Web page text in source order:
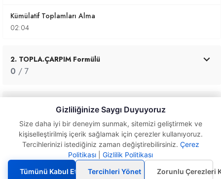
Kümülatif Toplamları Alma
02:04
2. TOPLA.ÇARPIM Formülü
0 / 7
3. Yuvarla Formülü Kullanımı
4. Excel'de Matematik ve Trigonometri Formülleri
0/ 11
TOPLAMA Formülü ile
gizlenmiş satırları
toplamak
Gizliliğinize Saygı Duyuyoruz
Size daha iyi bir deneyim sunmak, sitemizi geliştirmek ve
kişiselleştirilmiş içerik sağlamak için çerezler kullanıyoruz.
Tercihlerinizi istediğiniz zaman değiştirebilirsiniz. Çerez
Politikası
Gizlilik Politikası
Tümünü Kabul Et
Tercihleri Yönet Zorunlu Çerezleri